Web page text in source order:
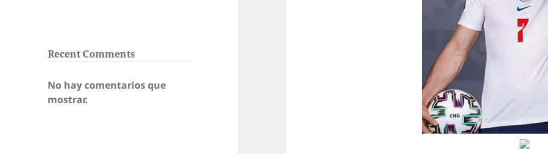
Recent Comments
No hay comentarios que
mostrar.